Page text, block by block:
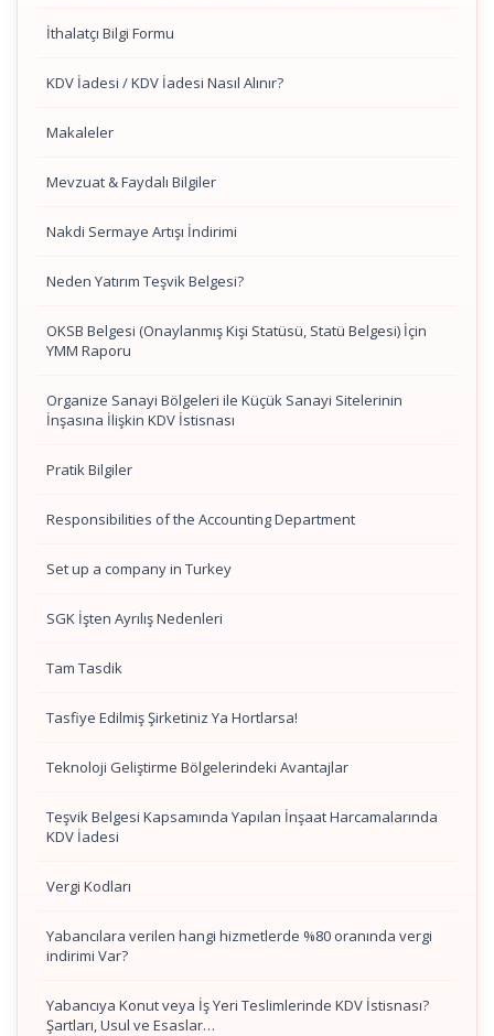
İthalatçı Bilgi Formu
KDV İadesi / KDV İadesi Nasıl Alınır?
Makaleler
Mevzuat & Faydalı Bilgiler
Nakdi Sermaye Artışı İndirimi
Neden Yatırım Teşvik Belgesi?
OKSB Belgesi (Onaylanmış Kişi Statüsü, Statü Belgesi) İçin
YMM Raporu
Organize Sanayi Bölgeleri ile Küçük Sanayi Sitelerinin
İnşasına İlişkin KDV İstisnası
Pratik Bilgiler
Responsibilities of the Accounting Department
Set up a company in Turkey
SGK İşten Ayrılış Nedenleri
Tam Tasdik
Tasfiye Edilmiş Şirketiniz Ya Hortlarsa!
Teknoloji Geliştirme Bölgelerindeki Avantajlar
Teşvik Belgesi Kapsamında Yapılan İnşaat Harcamalarında
KDV İadesi
Vergi Kodları
Yabancılara verilen hangi hizmetlerde %80 oranında vergi
indirimi Var?
Yabancıya Konut veya İş Yeri Teslimlerinde KDV İstisnası?
Şartları, Usul ve Esaslar…